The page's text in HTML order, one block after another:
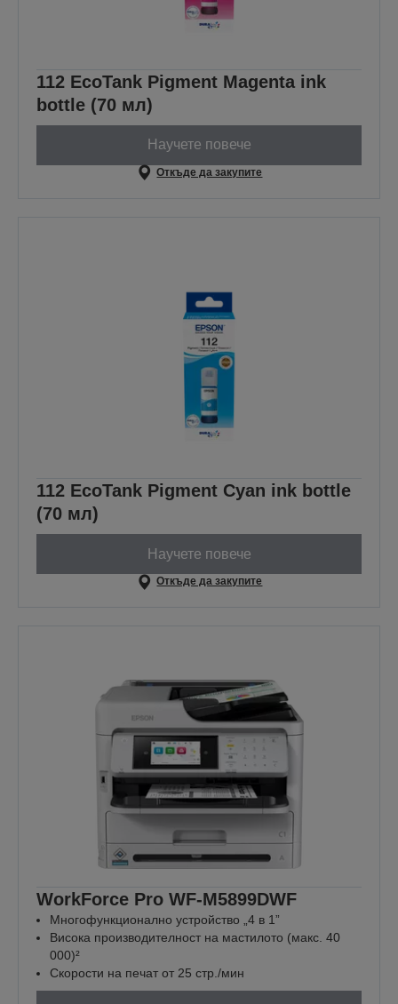
112 EcoTank Pigment Magenta ink
bottle (70 мл)
Научете повече
Откъде да закупите
112 EcoTank Pigment Cyan ink bottle
(70 мл)
Научете повече
Откъде да закупите
WorkForce Pro WF-M5899DWF
Многофункционално устройство „4 в 1”
Висока производителност на мастилото (макс. 40
000)²
Скорости на печат от 25 стр./мин